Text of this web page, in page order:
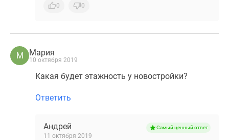
0 0
М Мария
10 октября 2019
Какая будет этажность у новостройки?
Ответить
Андрей
11 октября 2019
Самый ценный ответ